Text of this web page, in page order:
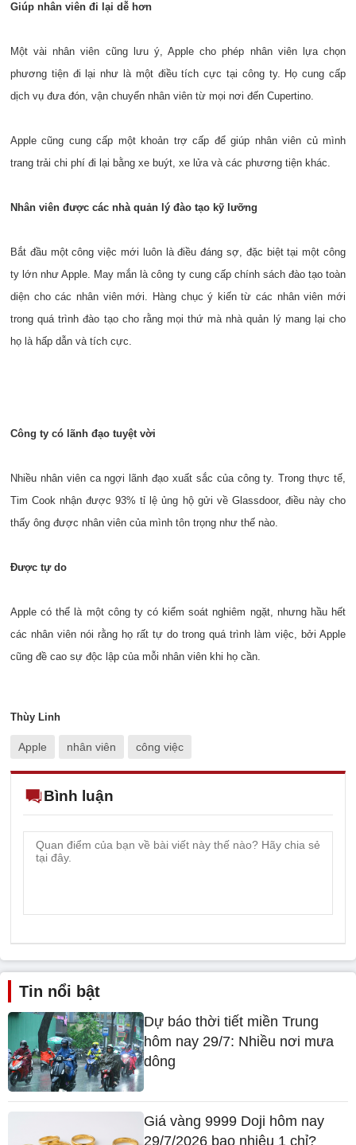
Giúp nhân viên đi lại dễ hơn
Một vài nhân viên cũng lưu ý, Apple cho phép nhân viên lựa chọn
phương tiện đi lại như là một điều tích cực tại công ty. Họ cung cấp
dịch vụ đưa đón, vận chuyển nhân viên từ mọi nơi đến Cupertino.
Apple cũng cung cấp một khoản trợ cấp để giúp nhân viên củ mình
trang trải chi phí đi lại bằng xe buýt, xe lửa và các phương tiện khác.
Nhân viên được các nhà quản lý đào tạo kỹ lưỡng
Bắt đầu một công việc mới luôn là điều đáng sợ, đặc biệt tại một công
ty lớn như Apple. May mắn là công ty cung cấp chính sách đào tạo toàn
diện cho các nhân viên mới. Hàng chục ý kiến từ các nhân viên mới
trong quá trình đào tạo cho rằng mọi thứ mà nhà quản lý mang lại cho
họ là hấp dẫn và tích cực.
Công ty có lãnh đạo tuyệt vời
Tim Cook nhận được 93% tỉ lệ ủng hộ gửi về Glassdoor, điều này cho
thấy ông được nhân viên của mình tôn trọng như thế nào.
Được tự do
Apple có thể là một công ty có kiểm soát nghiêm ngặt, nhưng hầu hết
các nhân viên nói rằng họ rất tự do trong quá trình làm việc, bởi Apple
Thùy Linh
Apple nhân viên công việc
Bình luận